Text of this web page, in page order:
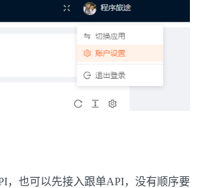
，也可以先接入跟单API，没有顺序要